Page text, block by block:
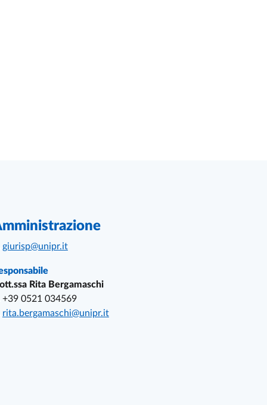
giurisp@unipr.it
Rita Bergamaschi
+39 0521 034569
rita.bergamaschi@unipr.it